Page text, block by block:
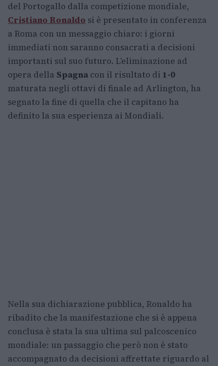
del Portogallo dalla competizione mondiale,
Cristiano Ronaldo si è presentato in conferenza
a Roma con un messaggio chiaro: i giorni
immediati non saranno consacrati a decisioni
importanti sul suo futuro. L’eliminazione ad
opera della Spagna con il risultato di 1-0
maturata negli ottavi di finale ad Arlington, ha
segnato la fine di quella che il capitano ha
definito la sua esperienza ai Mondiali.
Nella sua dichiarazione pubblica, Ronaldo ha
ribadito che la manifestazione che si è appena
conclusa è stata la sua ultima sul palcoscenico
mondiale: un passaggio che però non è stato
accompagnato da decisioni affrettate riguardo al